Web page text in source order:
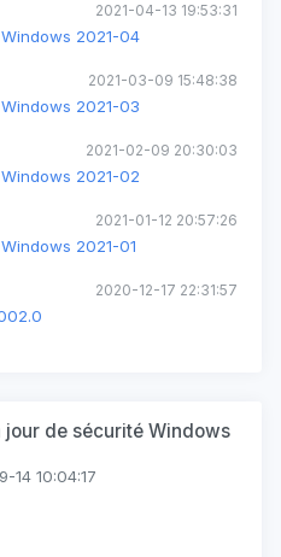
2021-04-13 19:53:31
2021-04
2021-03-09 15:48:38
2021-03
2021-02-09 20:30:03
2021-02
2021-01-12 20:57:26
2021-01
2020-12-17 22:31:57
jour de sécurité Windows
14 10:04:17